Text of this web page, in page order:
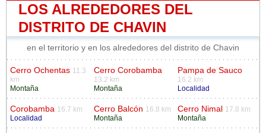
LOS ALREDEDORES DEL
DISTRITO DE CHAVIN
en el territorio y en los alrededores del distrito de Chavin
Cerro Ochentas 11.3
km
Montaña
Cerro Corobamba
13.2 km
Montaña
Pampa de Sauco
16.2 km
Localidad
Corobamba 16.7 km
Localidad
Cerro Balcón 16.8 km
Montaña
Cerro Nimal
17.8 km
Montaña